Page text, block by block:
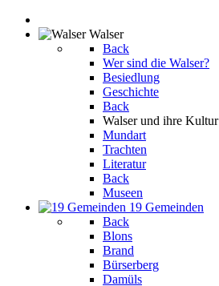
Walser
Back
Wer sind die Walser?
Besiedlung
Geschichte
Back
Walser und ihre Kultur
Mundart
Trachten
Literatur
Back
Museen
19 Gemeinden
Back
Blons
Brand
Bürserberg
Damüls